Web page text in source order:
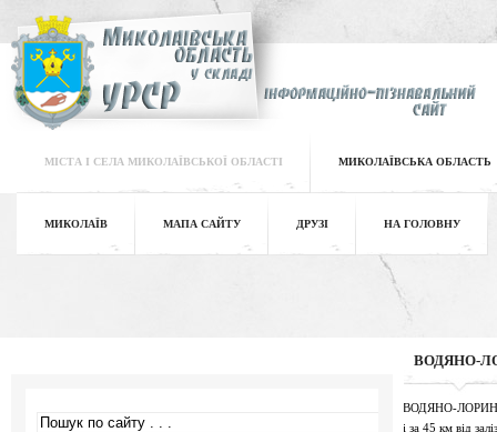
МІСТА І СЕЛА МИКОЛАЇВСЬКОЇ ОБЛАСТІ МИКОЛАЇВСЬКА ОБЛАСТЬ
МИКОЛАЇВ МАПА САЙТУ ДРУЗІ НА ГОЛОВНУ
ВОДЯНО-
ВОДЯНО-ЛОРИНЕ -
і за 45 км від